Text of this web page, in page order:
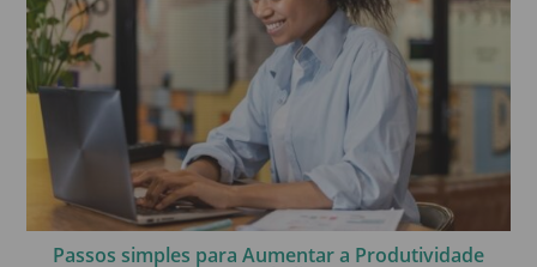
Passos simples para Aumentar a Produtividade